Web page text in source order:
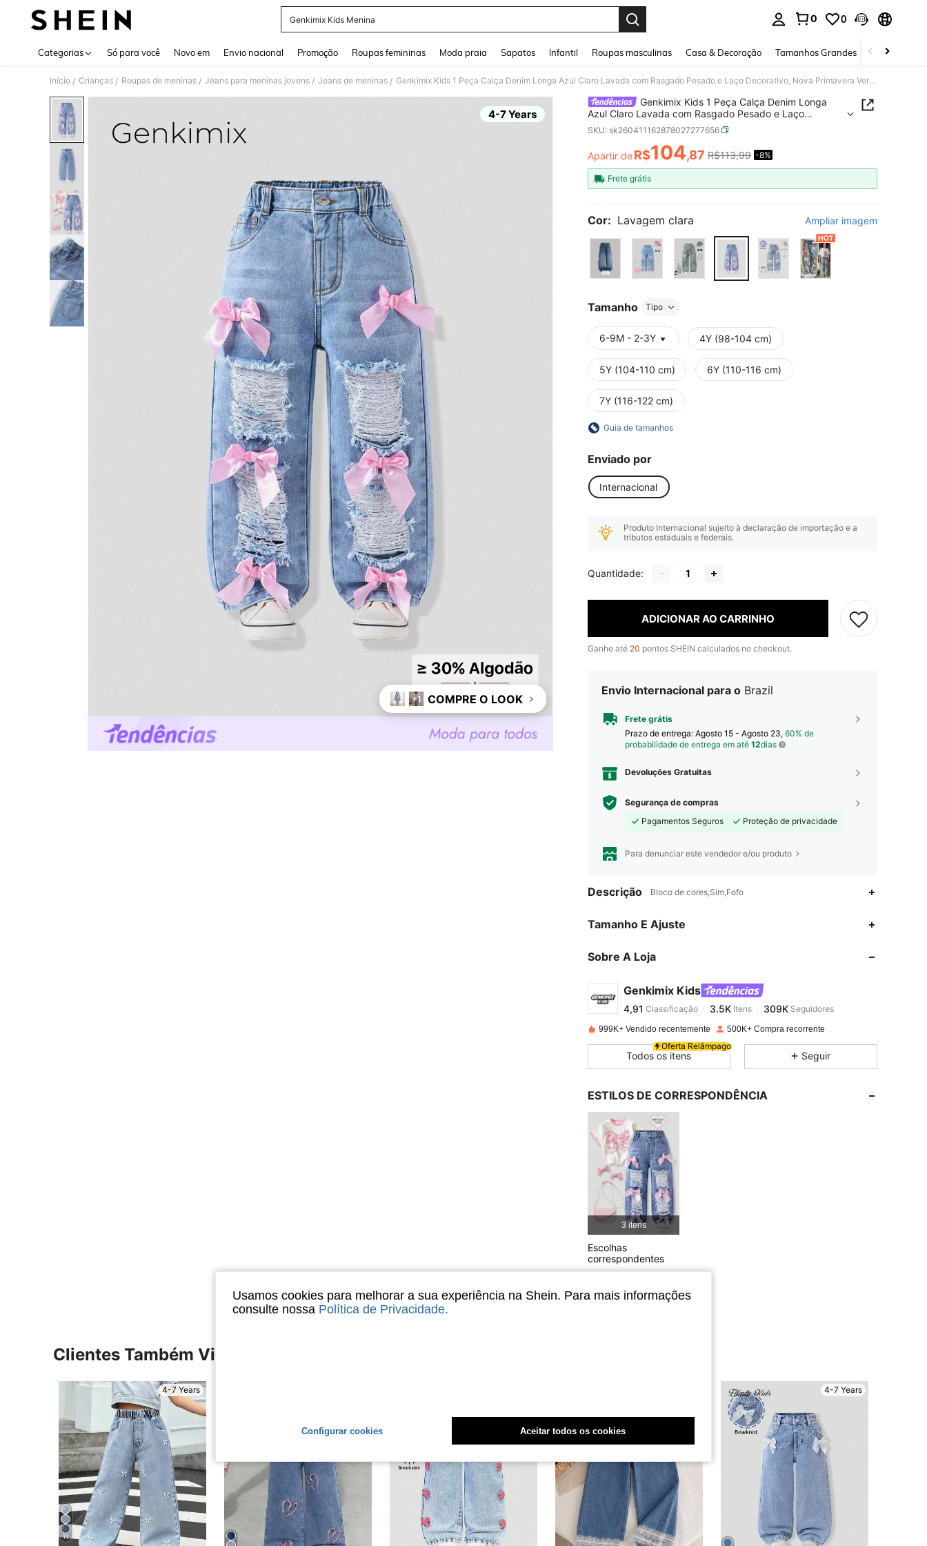
Genkimix Kids Menina
0 0
Categorias Só para você Novo em Envio nacional Promoção Roupas femininas Moda praia Sapatos Infantil Roupas masculinas Casa & Decoração Tamanhos Grandes Joias e
Início / Crianças / Roupas de meninas / Jeans para meninas jovens / Jeans de meninas / Genkimix Kids 1 Peça Calça Denim Longa Azul Claro Lavada com Rasgado Pesado e Laço Decorativo, Nova Primavera Verão 2026, Solta, Perna Reta, Doce e Descolada para Meninas Jovens
4-7 Years
+1 COMPRE O LOOK
Genkimix Kids 1 Peça Calça Denim Longa
Azul Claro Lavada com Rasgado Pesado e Laço
Decorativo, Nova Primavera Verão 2026, Solta, Perna
Reta, Doce e Descolada para Meninas Jovens
SKU: sk260411162878027277656
PRICE AND AVAILABILITY
Apartir deR$104,87 R$113,99 -8%
Frete grátis
Cor: Lavagem clara Ampliar imagem
Tamanho Tipo
6-9M - 2-3Y 4Y (98-104 cm)
5Y (104-110 cm) 6Y (110-116 cm)
7Y (116-122 cm)
Guia de tamanhos
Enviado por
Internacional
Produto Internacional sujeito à declaração de importação e a
tributos estaduais e federais.
Quantidade:
ADICIONAR AO CARRINHO
Ganhe até 20 pontos SHEIN calculados no checkout.
Envio Internacional para o Brazil
Frete grátis
Prazo de entrega: Agosto 15 - Agosto 23, 60% de
probabilidade de entrega em até 12dias
Devoluções Gratuitas
Segurança de compras
Pagamentos Seguros
Proteção de privacidade
Para denunciar este vendedor e/ou produto
Descrição Bloco de cores,Sim,Fofo
Tamanho E Ajuste
Sobre A Loja
Genkimix Kids
4,91
4,91
4,91 Classificação 3.5K Itens 309K Seguidores
s***spago 1 dia atrás
4,91 3.5K 309K
4,91
4,91
4,91
4,91
4,91
999K+ Vendido recentemente 500K+ Compra recorrente
Oferta Relâmpago
Todos os itens Seguir
ESTILOS DE CORRESPONDÊNCIA
3 itens
Escolhas
correspondentes
Clientes Também Visitaram
4-7 Years
11
4-7 Years
Usamos cookies para melhorar a sua experiência na Shein. Para mais informações
consulte nossa Política de Privacidade.
Configurar cookies Aceitar todos os cookies